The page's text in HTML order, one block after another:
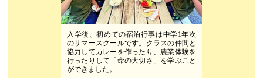
入学後、初めての宿泊行事は中学1年次
のサマースクールです。クラスの仲間と
協力してカレーを作ったり、農業体験を
行ったりして「命の大切さ」を学ぶこと
ができました。